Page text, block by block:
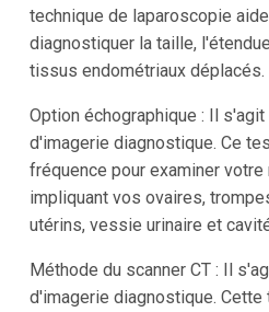
technique de laparoscopie
diagnostiquer la taille,
tissus endométriaux déplacés.
Option échographique : Il
d'imagerie diagnostique. Ce
fréquence pour examiner
impliquant vos ovaires,
utérins, vessie urinaire et
Méthode du scanner CT : Il
d'imagerie diagnostique. Cette